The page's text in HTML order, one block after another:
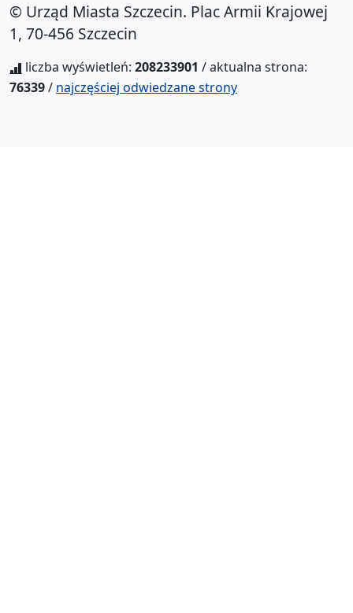
© Urząd Miasta Szczecin. Plac Armii Krajowej
1, 70-456 Szczecin
liczba wyświetleń: 208233901 / aktualna strona:
76339/ najczęściej odwiedzane strony